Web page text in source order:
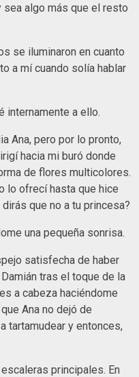
algo más que el resto
se iluminaron en cuanto
a mí cuando solía hablar
internamente a ello.
Ana, pero por lo pronto,
hacia mi buró donde
de flores multicolores.
lo ofrecí hasta que hice
que no a tu princesa?
una pequeña sonrisa.
satisfecha de haber
tras el toque de la
a cabeza haciéndome
Ana no dejó de
tartamudear y entonces,
principales. En